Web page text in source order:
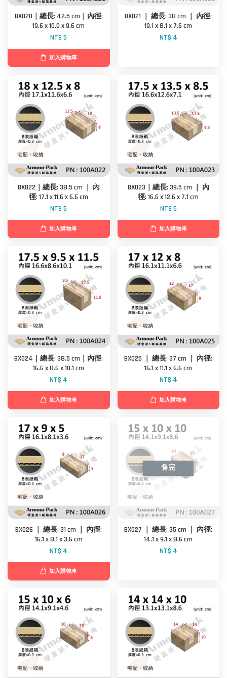
BX020｜總長: 42.5 cm｜內徑:
19.6 x 10.0 x 9.6 cm
NT$ 5
加入購物車
BX021 ｜ 總長: 38 cm ｜ 內徑:
19.1 x 8.1 x 7.6 cm
NT$ 4
BX022｜總長: 38.5 cm ｜ 內
徑: 17.1 x 11.6 x 6.6 cm
NT$ 5
加入購物車
BX023｜總長: 39.5 cm ｜ 內
徑: 16.6 x 12.6 x 7.1 cm
NT$ 5
加入購物車
BX024｜總長: 38.5 cm｜內徑:
16.6 x 8.6 x 10.1 cm
NT$ 4
加入購物車
BX025 ｜ 總長: 37 cm ｜ 內徑:
16.1 x 11.1 x 6.6 cm
NT$ 4
加入購物車
BX026 ｜ 總長: 31 cm ｜ 內徑:
16.1 x 8.1 x 3.6 cm
NT$ 4
加入購物車
售完
BX027 ｜ 總長: 35 cm ｜ 內徑:
14.1 x 9.1 x 8.6 cm
NT$ 4